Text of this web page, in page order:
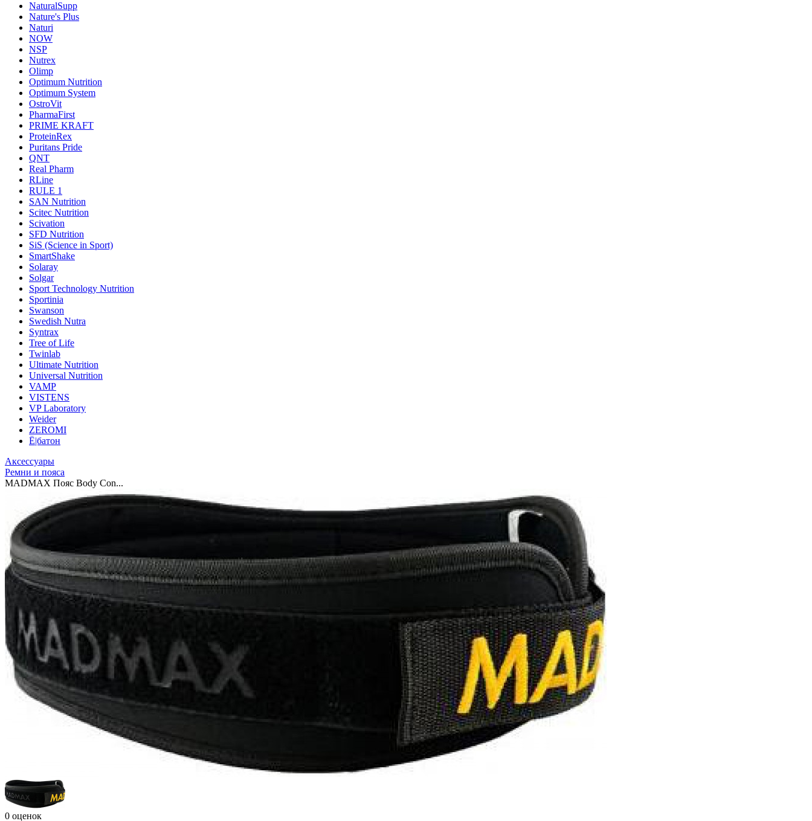
NaturalSupp
Nature's Plus
Naturi
NOW
NSP
Nutrex
Olimp
Optimum Nutrition
Optimum System
OstroVit
PharmaFirst
PRIME KRAFT
ProteinRex
Puritans Pride
QNT
Real Pharm
RLine
RULE 1
SAN Nutrition
Scitec Nutrition
Scivation
SFD Nutrition
SiS (Science in Sport)
SmartShake
Solaray
Solgar
Sport Technology Nutrition
Sportinia
Swanson
Swedish Nutra
Syntrax
Tree of Life
Twinlab
Ultimate Nutrition
Universal Nutrition
VAMP
VISTENS
VP Laboratory
Weider
ZEROMI
Ё|батон
Аксессуары
Ремни и пояса
MADMAX Пояс Body Con...
0 оценок